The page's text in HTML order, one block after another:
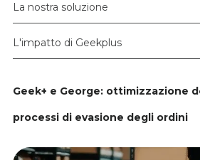
La nostra soluzione
L'impatto di Geekplus
Geek+ e George: ottimizzazione
processi di evasione degli ordini